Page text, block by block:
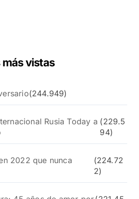
vistas
(244.949)
Rusia Today a (229.5
94)
2022 que nunca
(224.72
2)